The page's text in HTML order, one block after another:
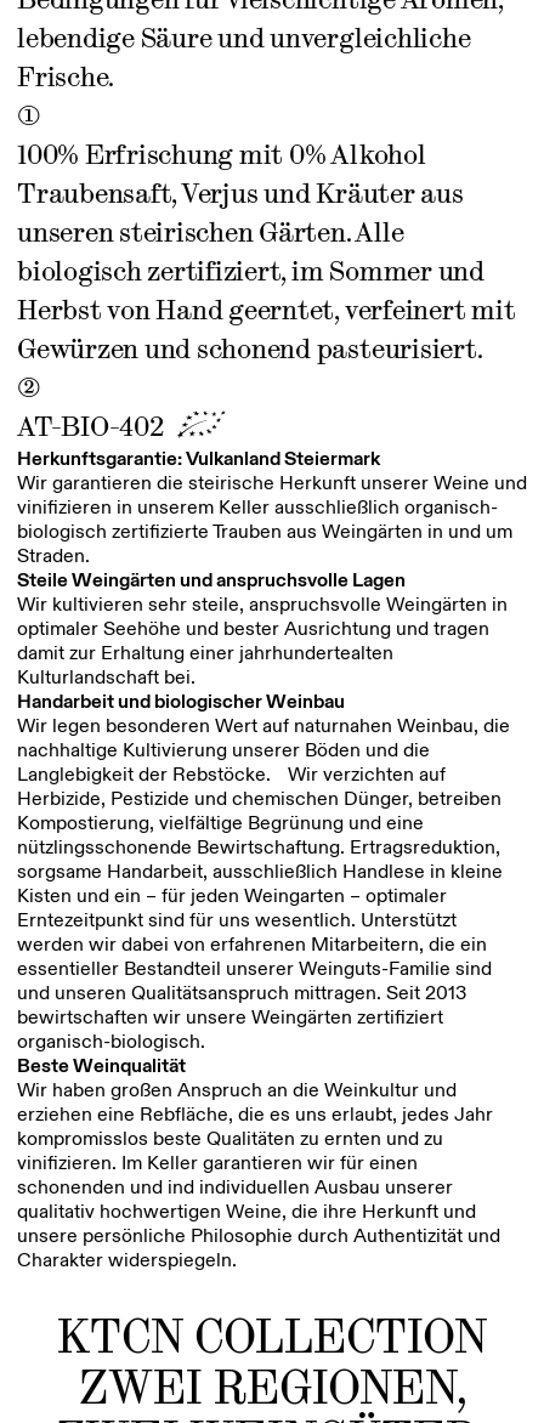
lebendige Säure und unvergleichliche
Frische.
1
100% Erfrischung mit 0% Alkohol
Traubensaft, Verjus und Kräuter aus
unseren steirischen Gärten. Alle
biologisch zertifiziert, im Sommer und
Herbst von Hand geerntet, verfeinert mit
Gewürzen und schonend pasteurisiert.
2
AT-BIO-402
Herkunftsgarantie: Vulkanland Steiermark
Wir garantieren die steirische Herkunft unserer Weine und
vinifizieren in unserem Keller ausschließlich organisch-
biologisch zertifizierte Trauben aus Weingärten in und um
Straden.
Steile Weingärten und anspruchsvolle Lagen
Wir kultivieren sehr steile, anspruchsvolle Weingärten in
optimaler Seehöhe und bester Ausrichtung und tragen
damit zur Erhaltung einer jahrhundertealten
Kulturlandschaft bei.
Handarbeit und biologischer Weinbau
Wir legen besonderen Wert auf naturnahen Weinbau, die
nachhaltige Kultivierung unserer Böden und die
Langlebigkeit der Rebstöcke. Wir verzichten auf
Herbizide, Pestizide und chemischen Dünger, betreiben
Kompostierung, vielfältige Begrünung und eine
nützlingsschonende Bewirtschaftung. Ertragsreduktion,
sorgsame Handarbeit, ausschließlich Handlese in kleine
Kisten und ein – für jeden Weingarten – optimaler
Erntezeitpunkt sind für uns wesentlich. Unterstützt
werden wir dabei von erfahrenen Mitarbeitern, die ein
essentieller Bestandteil unserer Weinguts-Familie sind
und unseren Qualitätsanspruch mittragen. Seit 2013
bewirtschaften wir unsere Weingärten zertifiziert
organisch-biologisch.
Beste Weinqualität
Wir haben großen Anspruch an die Weinkultur und
erziehen eine Rebfläche, die es uns erlaubt, jedes Jahr
kompromisslos beste Qualitäten zu ernten und zu
vinifizieren. Im Keller garantieren wir für einen
schonenden und ind individuellen Ausbau unserer
qualitativ hochwertigen Weine, die ihre Herkunft und
unsere persönliche Philosophie durch Authentizität und
Charakter widerspiegeln.
KTCN COLLECTION
ZWEI REGIONEN,